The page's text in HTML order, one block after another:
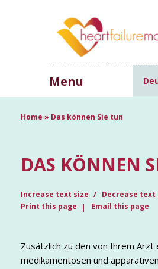
Menu
Home » Das können Sie tun
DAS KÖNNEN
Increase text size
Decrease text
Print this page
Email this page
Zusätzlich zu den von Ihrem Arzt
medikamentösen und apparativen